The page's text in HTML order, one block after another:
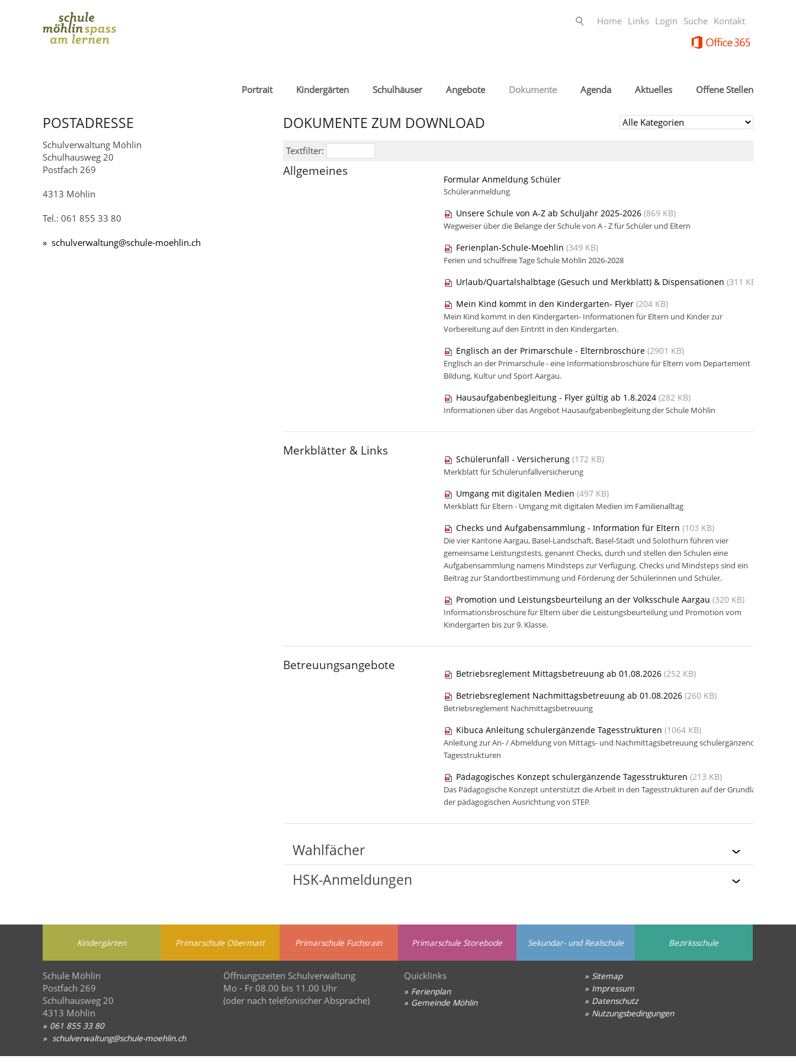
Home Links Login Suche Kontakt
Portrait Kindergärten Schulhäuser Angebote Dokumente Agenda Aktuelles Offene Stellen
POSTADRESSE
Schulverwaltung Möhlin
Schulhausweg 20
Postfach 269
4313 Möhlin
Tel.: 061 855 33 80
sch lv rw lt ng sch l -m hl n ch
DOKUMENTE ZUM DOWNLOAD
Textfilter:
Allgemeines
Formular Anmeldung Schüler
Schüleranmeldung
Unsere Schule von A-Z ab Schuljahr 2025-2026 (869 KB)
Wegweiser über die Belange der Schule von A - Z für Schüler und Eltern
Ferienplan-Schule-Moehlin (349 KB)
Ferien und schulfreie Tage Schule Möhlin 2026-2028
Urlaub/Quartalshalbtage (Gesuch und Merkblatt) & Dispensationen (311 KB)
Mein Kind kommt in den Kindergarten- Flyer (204 KB)
Mein Kind kommt in den Kindergarten- Informationen für Eltern und Kinder zur
Vorbereitung auf den Eintritt in den Kindergarten.
Englisch an der Primarschule - Elternbroschüre (2901 KB)
Englisch an der Primarschule - eine Informationsbroschüre für Eltern vom Departement
Bildung, Kultur und Sport Aargau.
Hausaufgabenbegleitung - Flyer gültig ab 1.8.2024 (282 KB)
Informationen über das Angebot Hausaufgabenbegleitung der Schule Möhlin
Merkblätter & Links
Schülerunfall - Versicherung (172 KB)
Merkblatt für Schülerunfallversicherung
Umgang mit digitalen Medien (497 KB)
Merkblatt für Eltern - Umgang mit digitalen Medien im Familienalltag
Checks und Aufgabensammlung - Information für Eltern (103 KB)
Die vier Kantone Aargau, Basel-Landschaft, Basel-Stadt und Solothurn führen vier
gemeinsame Leistungstests, genannt Checks, durch und stellen den Schulen eine
Aufgabensammlung namens Mindsteps zur Verfügung. Checks und Mindsteps sind ein
Beitrag zur Standortbestimmung und Förderung der Schülerinnen und Schüler.
Promotion und Leistungsbeurteilung an der Volksschule Aargau (320 KB)
Informationsbroschüre für Eltern über die Leistungsbeurteilung und Promotion vom
Kindergarten bis zur 9. Klasse.
Betreuungsangebote
Betriebsreglement Mittagsbetreuung ab 01.08.2026 (252 KB)
Betriebsreglement Nachmittagsbetreuung ab 01.08.2026 (260 KB)
Betriebsreglement Nachmittagsbetreuung
Kibuca Anleitung schulergänzende Tagesstrukturen (1064 KB)
Anleitung zur An- / Abmeldung von Mittags- und Nachmittagsbetreuung schulergänzende
Tagesstrukturen
Pädagogisches Konzept schulergänzende Tagesstrukturen (213 KB)
Das Pädagogische Konzept unterstützt die Arbeit in den Tagesstrukturen auf der Grundlage
der pädagogischen Ausrichtung von STEP.
Wahlfächer
HSK-Anmeldungen
Kindergärten Primarschule Obermatt Primarschule Fuchsrain Primarschule Storebode Sekundar- und Realschule Bezirksschule
Schule Möhlin
Postfach 269
Schulhausweg 20
4313 Möhlin
061 855 33 80
sch lv rw lt ng sch l -m hln ch
Öffnungszeiten Schulverwaltung
Mo - Fr 08.00 bis 11.00 Uhr
(oder nach telefonischer Absprache)
Quicklinks
Ferienplan
Gemeinde Möhlin
Sitemap
Impressum
Datenschutz
Nutzungsbedingungen